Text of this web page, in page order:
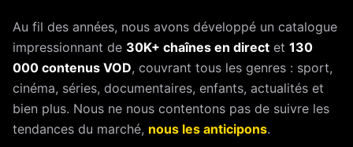
Au fil des années, nous avons développé un catalogue
impressionnant de 30K+ chaînes en direct et 130
000 contenus VOD, couvrant tous les genres : sport,
cinéma, séries, documentaires, enfants, actualités et
bien plus. Nous ne nous contentons pas de suivre les
tendances du marché, nous les anticipons.